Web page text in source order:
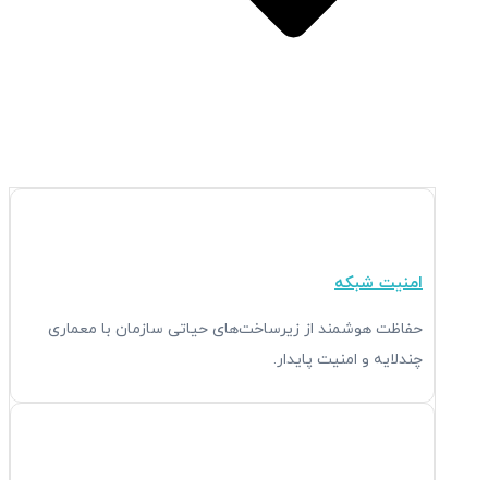
امنیت شبکه
حفاظت هوشمند از زیرساخت‌های حیاتی سازمان با معماری
چندلایه و امنیت پایدار.